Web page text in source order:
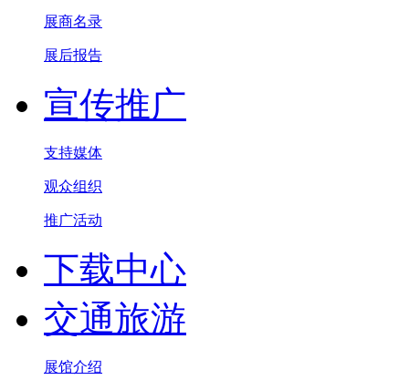
展商名录
展后报告
宣传推广
支持媒体
观众组织
推广活动
下载中心
交通旅游
展馆介绍